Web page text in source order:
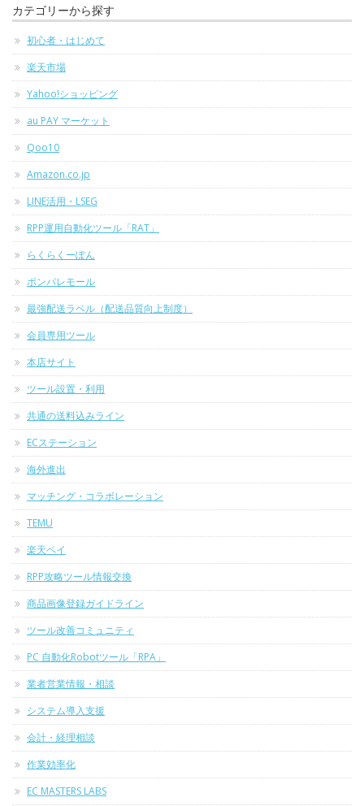
カテゴリーから探す
初心者・はじめて
楽天市場
Yahoo!ショッピング
au PAY マーケット
Qoo10
Amazon.co.jp
LINE活用・LSEG
RPP運用自動化ツール「RAT」
らくらくーぽん
ポンパレモール
最強配送ラベル（配送品質向上制度）
会員専用ツール
本店サイト
ツール設置・利用
共通の送料込みライン
ECステーション
海外進出
マッチング・コラボレーション
TEMU
楽天ペイ
RPP攻略ツール情報交換
商品画像登録ガイドライン
ツール改善コミュニティ
PC 自動化Robotツール「RPA」
業者営業情報・相談
システム導入支援
会計・経理相談
作業効率化
EC MASTERS LABS